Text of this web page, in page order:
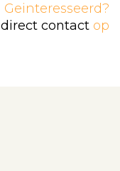
Geinteresseerd?
direct contact op